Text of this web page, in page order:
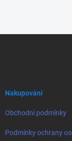
Nakupování
Obchodní podmínky
Podmínky ochrany